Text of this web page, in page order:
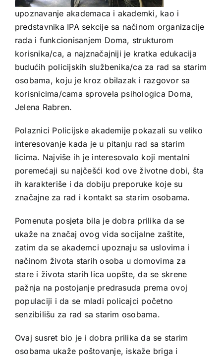
upoznavanje akademaca i akademki, kao i
predstavnika IPA sekcije sa načinom organizacije
rada i funkcionisanjem Doma, strukturom
korisnika/ca, a najznačajniji je kratka edukacija
budućih policijskih službenika/ca za rad sa starim
osobama, koju je kroz obilazak i razgovor sa
korisnicima/cama sprovela psihologica Doma,
Jelena Rabren.
Polaznici Policijske akademije pokazali su veliko
interesovanje kada je u pitanju rad sa starim
licima. Najviše ih je interesovalo koji mentalni
poremećaji su najčešći kod ove životne dobi, šta
ih karakteriše i da dobiju preporuke koje su
značajne za rad i kontakt sa starim osobama.
Pomenuta posjeta bila je dobra prilika da se
ukaže na značaj ovog vida socijalne zaštite,
zatim da se akademci upoznaju sa uslovima i
načinom života starih osoba u domovima za
stare i života starih lica uopšte, da se skrene
pažnja na postojanje predrasuda prema ovoj
populaciji i da se mladi policajci početno
senzibilišu za rad sa starim osobama.
Ovaj susret bio je i dobra prilika da se starim
osobama ukaže poštovanje, iskaže briga i